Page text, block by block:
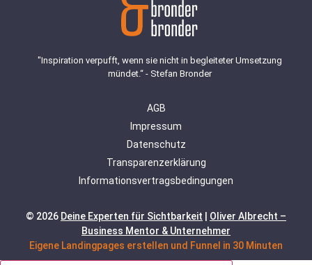
"Inspiration verpufft, wenn sie nicht in begleiteter Umsetzung
mündet.“ - Stefan Bronder
AGB
Impressum
Datenschutz
Transparenzerklärung
Informationsvertragsbedingungen
© 2026 Deine Experten für Sichtbarkeit
Oliver Albrecht –
Business Mentor & Unternehmer
Eigene Landingpages erstellen und Funnel in 30 Minuten